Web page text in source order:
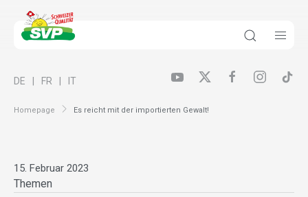
Homepage Es reicht mit der importierten Gewalt!
DE FR IT
15. Februar 2023
Themen